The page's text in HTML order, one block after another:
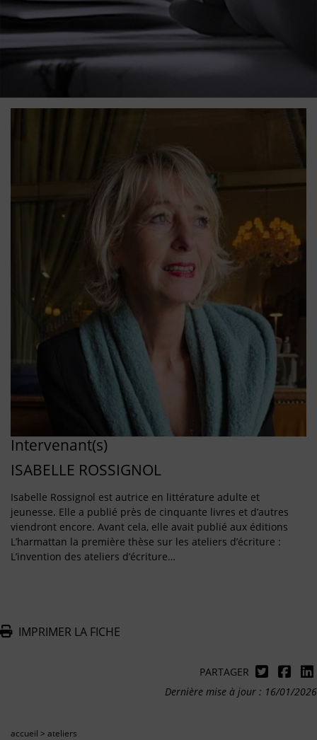
Intervenant(s)
ISABELLE ROSSIGNOL
Isabelle Rossignol est autrice en littérature adulte et
jeunesse. Elle a publié près de cinquante livres et d’autres
viendront encore. Avant cela, elle avait publié aux éditions
L’harmattan la première thèse sur les ateliers d’écriture :
L’invention des ateliers d’écriture…
IMPRIMER LA FICHE
PARTAGER
Dernière mise à jour : 16/01/2026
accueil > ateliers